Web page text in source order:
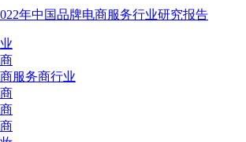
年中国品牌电商服务行业研究报告
服务商行业